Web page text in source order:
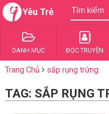
Yêu Trẻ
DANH MỤC ĐỌC TRUYỆN
Trang Chủ sắp rụng trứng
TAG: SẮP RỤNG